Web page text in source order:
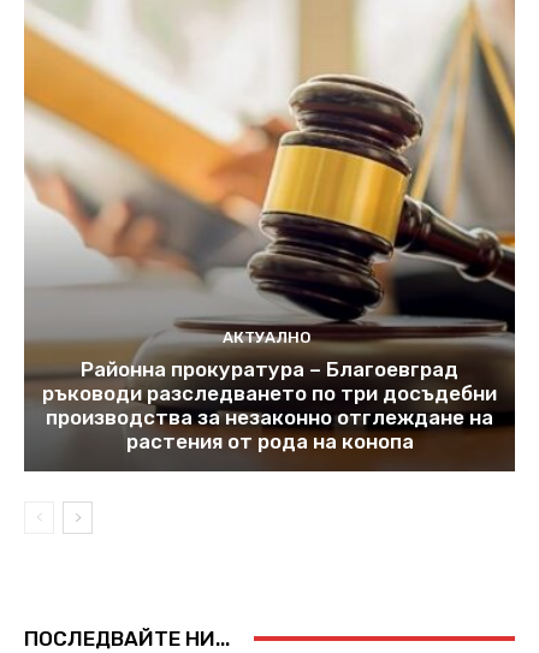
АКТУАЛНО
Районна прокуратура – Благоевград
ръководи разследването по три досъдебни
производства за незаконно отглеждане на
растения от рода на конопа
ПОСЛЕДВАЙТЕ НИ...